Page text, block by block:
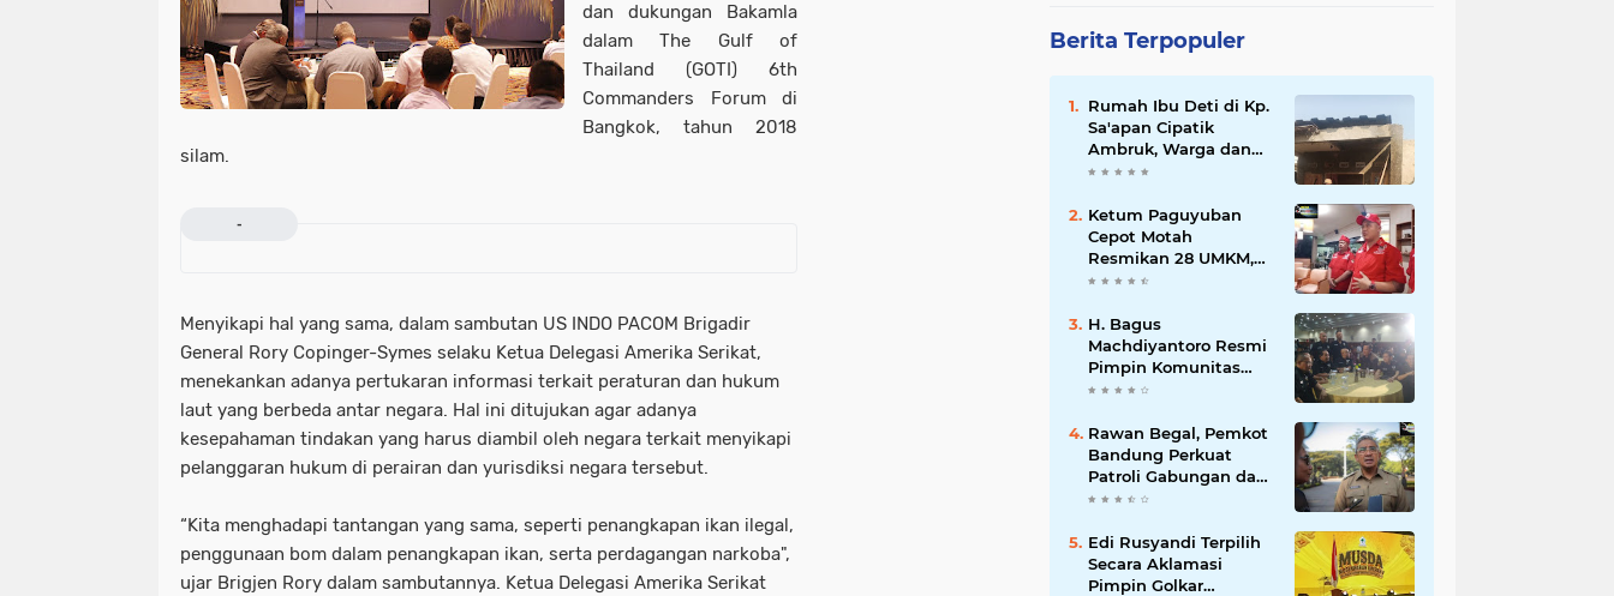
dan dukungan Bakamla
dalam The Gulf of
Thailand (GOTI) 6th
Commanders Forum di
Bangkok, tahun 2018
silam.
-
Menyikapi hal yang sama, dalam sambutan US INDO PACOM Brigadir
General Rory Copinger-Symes selaku Ketua Delegasi Amerika Serikat,
menekankan adanya pertukaran informasi terkait peraturan dan hukum
laut yang berbeda antar negara. Hal ini ditujukan agar adanya
kesepahaman tindakan yang harus diambil oleh negara terkait menyikapi
pelanggaran hukum di perairan dan yurisdiksi negara tersebut.
“Kita menghadapi tantangan yang sama, seperti penangkapan ikan ilegal,
penggunaan bom dalam penangkapan ikan, serta perdagangan narkoba",
ujar Brigjen Rory dalam sambutannya. Ketua Delegasi Amerika Serikat
Berita Terpopuler
Rumah Ibu Deti di Kp.
Sa'apan Cipatik
Ambruk, Warga dan
Pemdes Sigap Bantu
Ketum Paguyuban
Cepot Motah
Resmikan 28 UMKM,
Siap Gelar Festival
Jalan Braga
H. Bagus
Machdiyantoro Resmi
Pimpin Komunitas
BBC Periode 2026–
Solidaritas dan
Hadirkan Program
Nyata untuk
Masyarakat
Rawan Begal, Pemkot
Bandung Perkuat
Patroli Gabungan dan
Pengawasan Digital
Edi Rusyandi Terpilih
Secara Aklamasi
Pimpin Golkar